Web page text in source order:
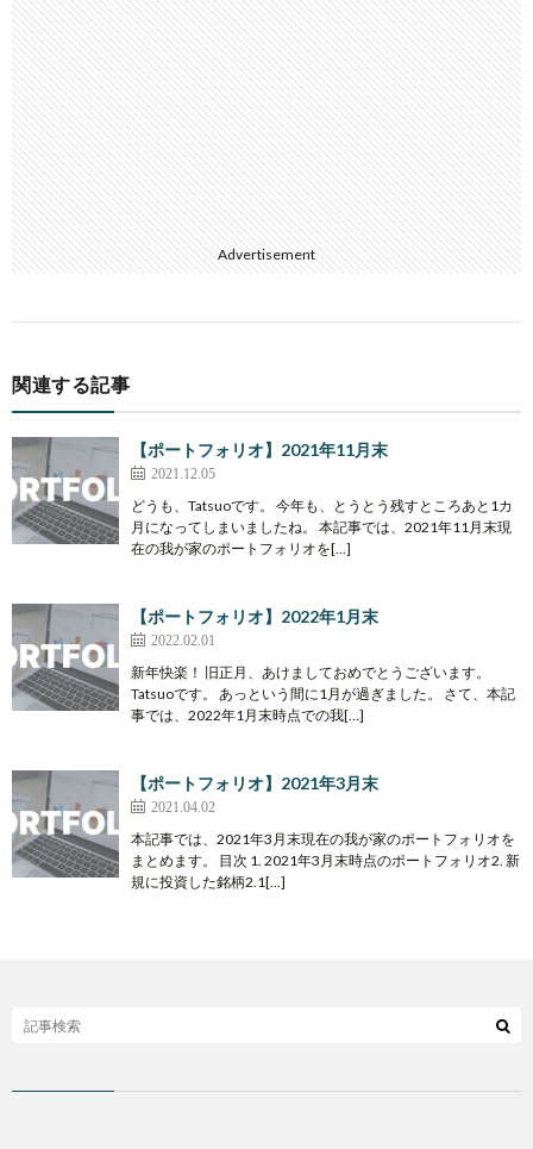
Advertisement
関連する記事
【ポートフォリオ】2021年11月末
2021.12.05
どうも、Tatsuoです。 今年も、とうとう残すところあと1カ
月になってしまいましたね。 本記事では、2021年11月末現
在の我が家のポートフォリオを[…]
【ポートフォリオ】2022年1月末
2022.02.01
新年快楽！ 旧正月、あけましておめでとうございます。
Tatsuoです。 あっという間に1月が過ぎました。 さて、本記
事では、2022年1月末時点での我[…]
【ポートフォリオ】2021年3月末
2021.04.02
本記事では、2021年3月末現在の我が家のポートフォリオを
まとめます。 目次 1. 2021年3月末時点のポートフォリオ2. 新
規に投資した銘柄2.1[…]